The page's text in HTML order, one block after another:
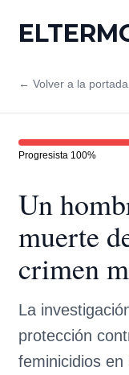
← Volver a la portada
Progresista 100%
Un
muerte
crimen
La
protección
feminicidios en